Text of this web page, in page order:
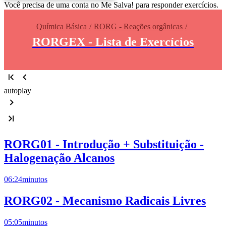
Você precisa de uma conta no Me Salva! para responder exercícios.
Química Básica RORG - Reações orgânicas
RORGEX - Lista de Exercícios
autoplay
RORG01 - Introdução + Substituição -
Halogenação Alcanos
06:24minutos
RORG02 - Mecanismo Radicais Livres
05:05minutos